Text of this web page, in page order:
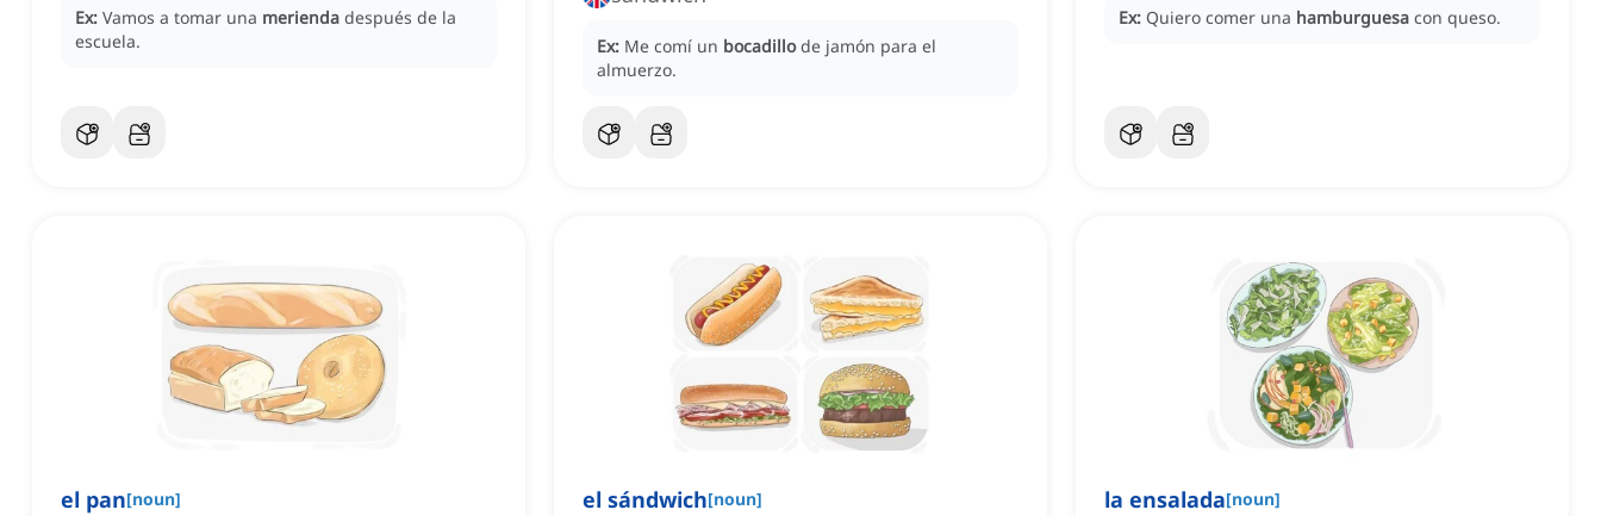
Ex: Vamos a tomar una merienda después de la
escuela.
Ex: Me comí un bocadillo de jamón para el
almuerzo.
Ex: Quiero comer una hamburguesa con queso.
el pan[noun] el sándwich[noun] la ensalada[noun]